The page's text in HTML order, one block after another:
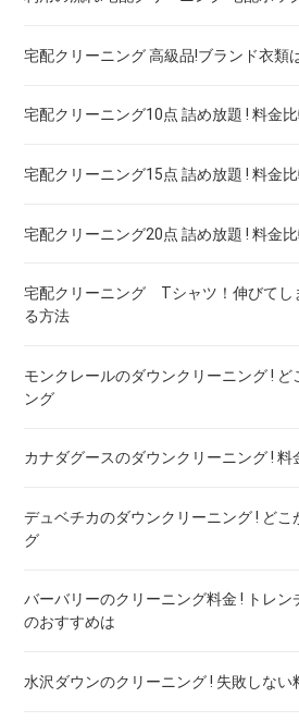
ブランドワイシャツ！宅配クリーニン
ブランドダウン！宅配クリーニング 高
宅配クリーニング 高級品!ブランド衣類
宅配クリーニング10点 詰め放題 ! 料金
宅配クリーニング15点 詰め放題 ! 料金
宅配クリーニング20点 詰め放題 ! 料金
宅配クリーニング Tシャツ！伸びてし
る方法
モンクレールのダウンクリーニング !
ング
カナダグースのダウンクリーニング ! 料
カナダグースのダウンのリペア ! 料金
デュベチカのダウンクリーニング ! ど
グ
バーバリーのクリーニング料金 ! トレン
のおすすめは
バーバリー ダウン クリーニング ! 料
水沢ダウンのクリーニング ! 失敗しない